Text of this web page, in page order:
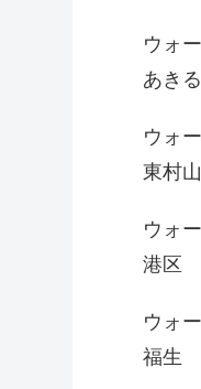
ウォ
あき
ウォ
東村
ウォ
港区
ウォ
福生